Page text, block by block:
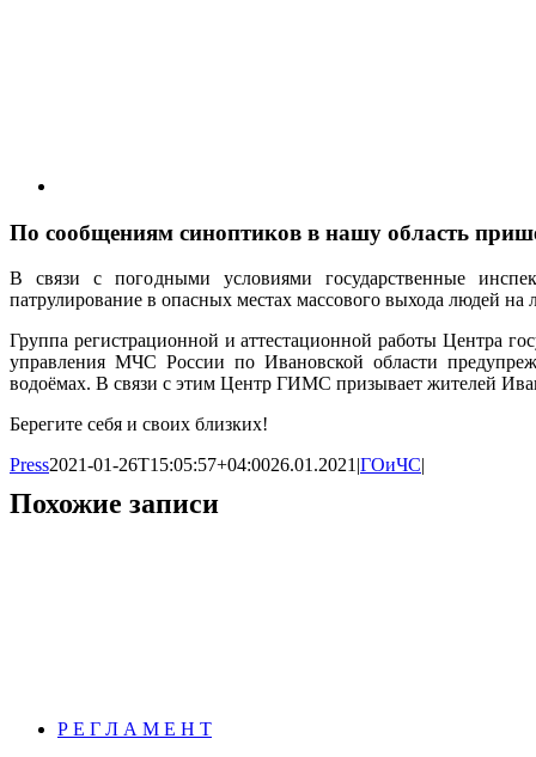
По сообщениям синоптиков в нашу область
В связи с погодными условиями государственные
патрулирование в опасных местах массового выхода людей на
Группа регистрационной и аттестационной работы Центра
управления МЧС России по Ивановской области
водоёмах. В связи с этим Центр ГИМС призывает жителей
Берегите себя и своих близких!
Press2021-01-26T15:05:57+04:0026.01.2021|ГОиЧС|
Похожие записи
Р Е Г Л А М Е Н Т